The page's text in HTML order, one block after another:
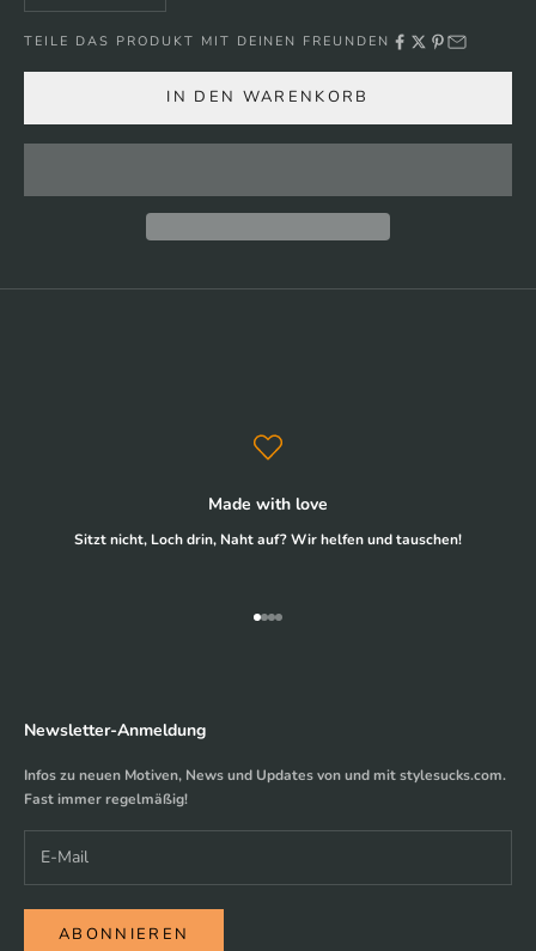
TEILE DAS PRODUKT MIT DEINEN FREUNDEN
IN DEN WARENKORB
Made with love
Sitzt nicht, Loch drin, Naht auf? Wir helfen und tauschen!
Gehe zu Element 1
Gehe zu Element 2
Gehe zu Element 3
Gehe zu Element 4
Newsletter-Anmeldung
Infos zu neuen Motiven, News und Updates von und mit stylesucks.com.
Fast immer regelmäßig!
ABONNIEREN